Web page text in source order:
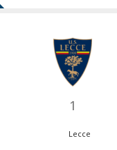
1
Lecce